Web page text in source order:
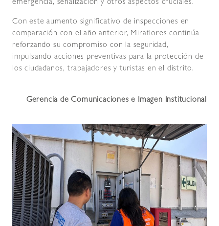
emergencia, señalización y otros aspectos cruciales.
Con este aumento significativo de inspecciones en
comparación con el año anterior, Miraflores continúa
reforzando su compromiso con la seguridad,
impulsando acciones preventivas para la protección de
los ciudadanos, trabajadores y turistas en el distrito.
Gerencia de Comunicaciones e Imagen Institucional